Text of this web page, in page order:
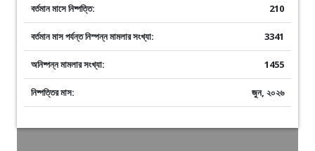
বর্তমান মাসে নিষ্পত্তি: 210
বর্তমান মাস পর্যন্ত নিস্পন্ন মামলার সংখ্যা: 3341
অনিষ্পন্ন মামলার সংখ্যা: 1455
নিষ্পত্তির মাস: জুন, ২০২৬